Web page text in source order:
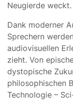
Neugierde weckt.
Dank moderner
Sprechern
audiovisuellen
zieht. Von
dystopische
philosophischen
Technologie –